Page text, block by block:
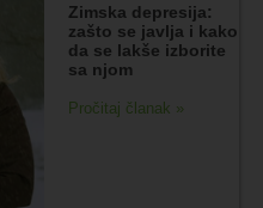
Zimska depresija:
zašto se javlja i kako
da se lakše izborite
sa njom
Pročitaj članak »